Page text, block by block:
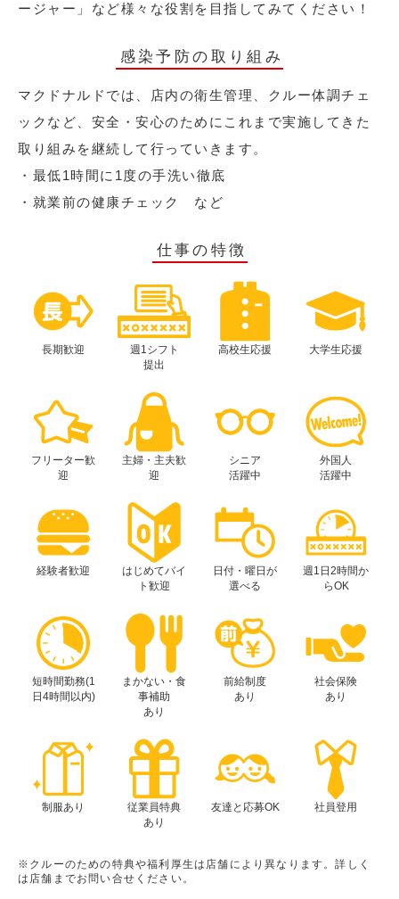
ージャー」など様々な役割を目指してみてください！
感染予防の取り組み
マクドナルドでは、店内の衛生管理、クルー体調チェ
ックなど、安全・安心のためにこれまで実施してきた
取り組みを継続して行っていきます。
・最低1時間に1度の手洗い徹底
・就業前の健康チェック など
仕事の特徴
長期歓迎
週1シフト
提出
高校生応援 大学生応援
フリーター歓
迎
主婦・主夫歓
迎
シニア
活躍中
外国人
活躍中
経験者歓迎
はじめてバイ
ト歓迎
日付・曜日が
選べる
週1日2時間か
らOK
短時間勤務(1
日4時間以内)
まかない・食
事補助
あり
前給制度
あり
社会保険
あり
制服あり
従業員特典
あり
友達と応募OK 社員登用
※クルーのための特典や福利厚生は店舗により異なります。詳しく
は店舗までお問い合せください。